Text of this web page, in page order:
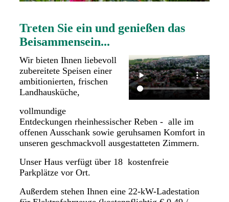
Treten Sie ein und genießen das
Beisammensein...
Wir bieten Ihnen liebevoll
zubereitete Speisen einer
ambitionierten, frischen
Landhausküche,
vollmundige
Entdeckungen rheinhessischer Reben - alle im
offenen Ausschank sowie geruhsamen Komfort in
unseren geschmackvoll ausgestatteten Zimmern.
Unser Haus verfügt über 18 kostenfreie
Parkplätze vor Ort.
Außerdem stehen Ihnen eine 22-kW-Ladestation